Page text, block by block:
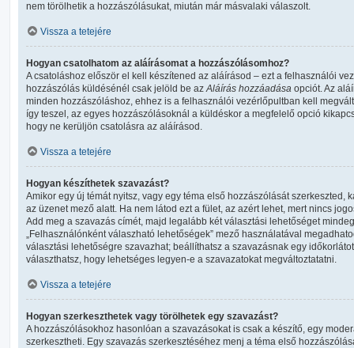
nem törölhetik a hozzászólásukat, miután már másvalaki válaszolt.
Vissza a tetejére
Hogyan csatolhatom az aláírásomat a hozzászólásomhoz?
A csatoláshoz először el kell készítened az aláírásod – ezt a felhasználói
hozzászólás küldésénél csak jelöld be azAláírás hozzáadása opciót. Az
minden hozzászóláshoz, ehhez is a felhasználói vezérlőpultban kell
így teszel, az egyes hozzászólásoknál a küldéskor a megfelelő opció
hogy ne kerüljön csatolásra az aláírásod.
Vissza a tetejére
Hogyan készíthetek szavazást?
Amikor egy új témát nyitsz, vagy egy téma első hozzászólását szerkeszted,
az üzenet mező alatt. Ha nem látod ezt a fület, az azért lehet, mert nincs
Add meg a szavazás címét, majd legalább két választási lehetőséget
„Felhasználónként válaszható lehetőségek” mező használatával
választási lehetőségre szavazhat; beállíthatsz a szavazásnak egy
választhatsz, hogy lehetséges legyen-e a szavazatokat megváltoztatatni.
Vissza a tetejére
Hogyan szerkeszthetek vagy törölhetek egy szavazást?
A hozzászólásokhoz hasonlóan a szavazásokat is csak a készítő, egy
szerkesztheti. Egy szavazás szerkesztéséhez menj a téma első